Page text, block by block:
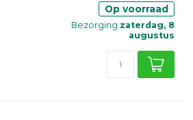
Op voorraad
Bezorging zaterdag, 8
augustus